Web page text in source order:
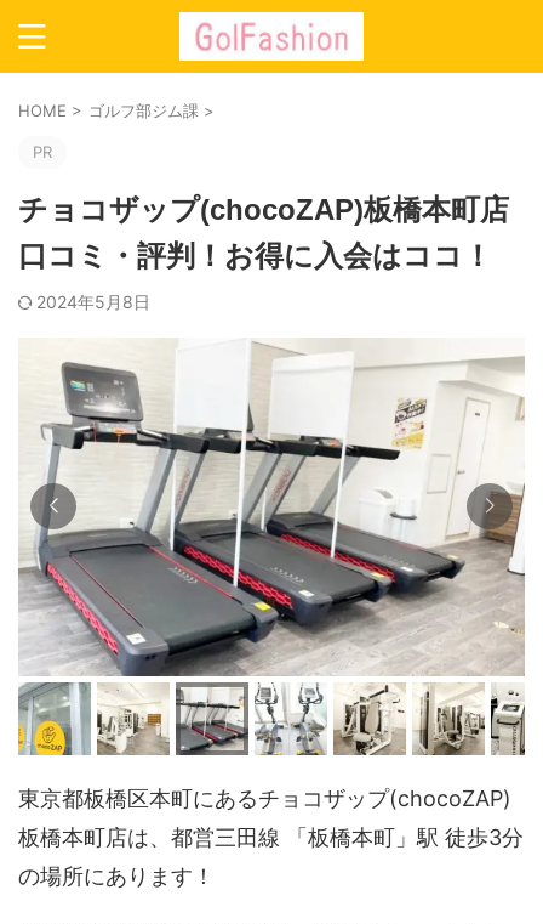
HOME > ゴルフ部ジム課 >
PR
チョコザップ(chocoZAP)板橋本町店
口コミ・評判！お得に入会はココ！
2024年5月8日
東京都板橋区本町にあるチョコザップ(chocoZAP)
板橋本町店は、都営三田線 「板橋本町」駅 徒歩3分
の場所にあります！